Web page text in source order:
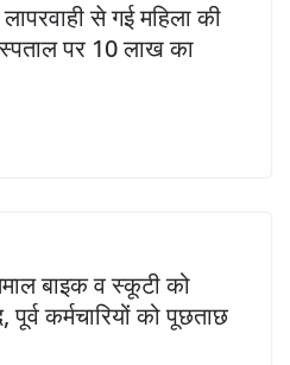
से गई महिला की
पर 10 लाख का
बाइक व स्कूटी को
कर्मचारियों को पूछताछ